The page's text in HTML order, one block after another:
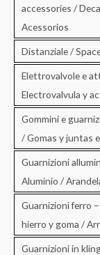
accessories /
Acessorios
Distanziale /
Elettrovalvole e
Electrovalvula y
Gommini e
/ Gomas y juntas
Guarnizioni
Aluminio /
Guarnizioni ferro
hierro y goma /
Guarnizioni in